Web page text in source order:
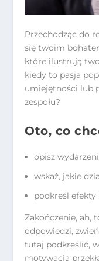
Przechodząc do
się twoim
które ilustrują
kiedy to pasja
umiejętności lub
zespołu?
Oto, co
opisz
wskaż, jakie
podkreśl efekty
Zakończenie, ah,
odpowiedzi,
tutaj podkreślić,
motywacja